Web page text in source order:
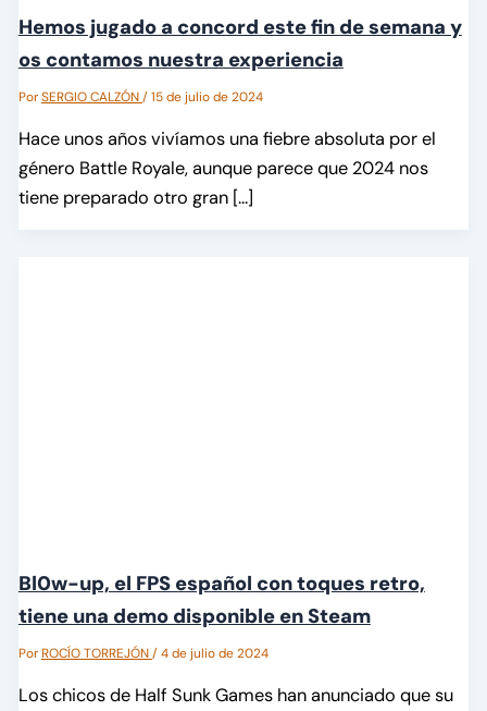
Hemos jugado a concord este fin de semana y
os contamos nuestra experiencia
PorSERGIO CALZÓN/15 de julio de 2024
Hace unos años vivíamos una fiebre absoluta por el
género Battle Royale, aunque parece que 2024 nos
tiene preparado otro gran […]
Bl0w-up, el FPS español con toques retro,
tiene una demo disponible en Steam
PorROCÍO TORREJÓN/4 de julio de 2024
Los chicos de Half Sunk Games han anunciado que su